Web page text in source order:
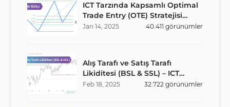
ICT Tarzında Kapsamlı Optimal
Trade Entry (OTE) Stratejisi
Rehberi
Jan 14, 2025 40.411 görünümler
Alış Tarafı ve Satış Tarafı
Likiditesi (BSL & SSL) – ICT
Stratejisi
Feb 18, 2025 32.722 görünümler